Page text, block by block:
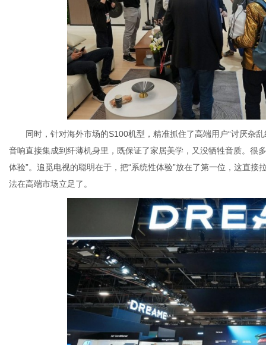
同时，针对海外市场的S100机型，精准抓住了高端用户“讨厌杂
音响直接集成到纤薄机身里，既保证了家居美学，又没牺牲音质。很
体验”。追觅电视的聪明在于，把“系统性体验”放在了第一位，这直
法在高端市场立足了。